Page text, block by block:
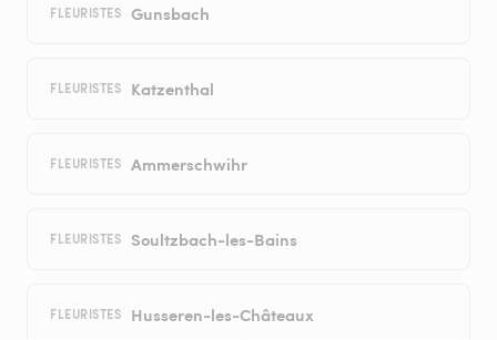
FLEURISTES Gunsbach
FLEURISTES Katzenthal
FLEURISTES Ammerschwihr
FLEURISTES Soultzbach-les-Bains
FLEURISTES Husseren-les-Châteaux